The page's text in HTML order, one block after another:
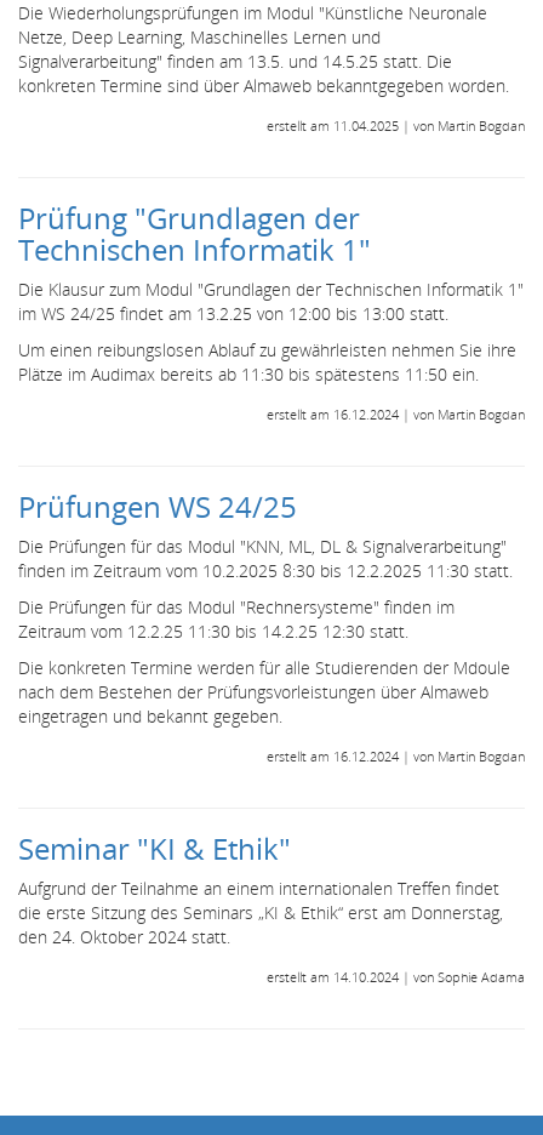
Die Wiederholungsprüfungen im Modul "Künstliche Neuronale
Netze, Deep Learning, Maschinelles Lernen und
Signalverarbeitung" finden am 13.5. und 14.5.25 statt. Die
konkreten Termine sind über Almaweb bekanntgegeben worden.
erstellt am 11.04.2025 | von Martin Bogdan
Prüfung "Grundlagen der
Technischen Informatik 1"
Die Klausur zum Modul "Grundlagen der Technischen Informatik 1"
im WS 24/25 findet am 13.2.25 von 12:00 bis 13:00 statt.
Um einen reibungslosen Ablauf zu gewährleisten nehmen Sie ihre
Plätze im Audimax bereits ab 11:30 bis spätestens 11:50 ein.
erstellt am 16.12.2024 | von Martin Bogdan
Prüfungen WS 24/25
Die Prüfungen für das Modul "KNN, ML, DL & Signalverarbeitung"
finden im Zeitraum vom 10.2.2025 8:30 bis 12.2.2025 11:30 statt.
Die Prüfungen für das Modul "Rechnersysteme" finden im
Zeitraum vom 12.2.25 11:30 bis 14.2.25 12:30 statt.
Die konkreten Termine werden für alle Studierenden der Mdoule
nach dem Bestehen der Prüfungsvorleistungen über Almaweb
eingetragen und bekannt gegeben.
erstellt am 16.12.2024 | von Martin Bogdan
Seminar "KI & Ethik"
Aufgrund der Teilnahme an einem internationalen Treffen findet
die erste Sitzung des Seminars „KI & Ethik“ erst am Donnerstag,
den 24. Oktober 2024 statt.
erstellt am 14.10.2024 | von Sophie Adama